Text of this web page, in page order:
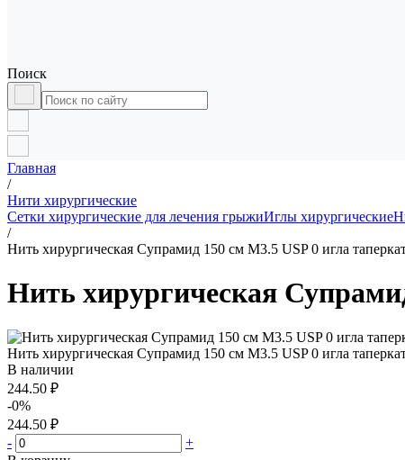
Поиск
Главная
/
Нити хирургические
Сетки хирургические для лечения грыжиИглы хирургические
/
Нить хирургическая Супрамид 150 см М3.5 USP 0 игла
Нить хирургическая
Нить хирургическая Супрамид 150 см М3.5 USP 0 игла
В наличии
244.50 ₽
-0%
244.50 ₽
-
+